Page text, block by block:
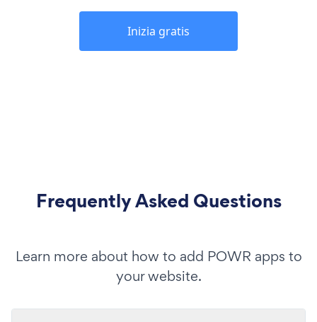
Inizia gratis
Frequently Asked Questions
Learn more about how to add POWR apps to
your website.